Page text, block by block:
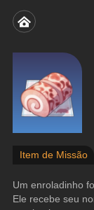
Item de Missão
Um enroladinho
Ele recebe seu